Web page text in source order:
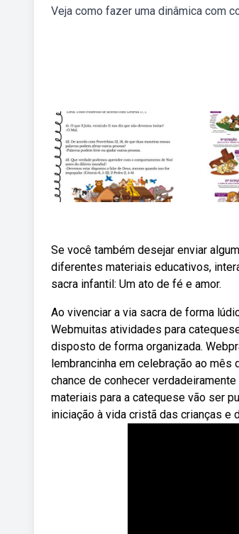
Veja como fazer uma dinâmica com
Se você também desejar enviar
diferentes materiais educativos,
sacra infantil: Um ato de fé e amor.
Ao vivenciar a via sacra de forma
Webmuitas atividades para
disposto de forma organizada.
lembrancinha em celebração ao
chance de conhecer
materiais para a catequese vão ser
iniciação à vida cristã das crianças e